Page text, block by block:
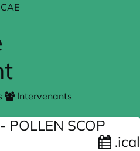
Intervenants
POLLEN SCOP
.ical